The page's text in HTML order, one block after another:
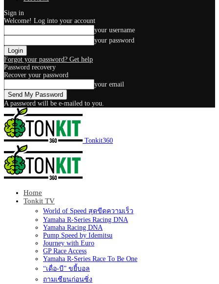
Sign in
Welcome! Log into your account
your username
your password
Forgot your password? Get help
Password recovery
Recover your password
your email
A password will be e-mailed to you.
Tonkit360
Home
Tonkit TV
World of Speed สุดขีดความเร็ว
Yamaha R-Series Racing DNA
Yamaha Racing DNA
Pump Speed by Idemitsu
Journey with Euro
GP Race Access
Yamaha R-Series Race To Be One
“เดื่อ-บี” ขยี้บอล
ถามเซียนก่อนซิ่ง